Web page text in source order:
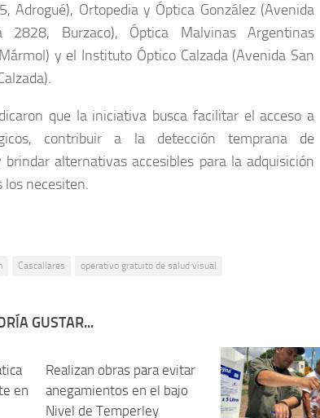
Adrogué), Ortopedia y Óptica González (Avenida
2828, Burzaco), Óptica Malvinas Argentinas
y el Instituto Óptico Calzada (Avenida San
que la iniciativa busca facilitar el acceso a
contribuir a la detección temprana de
alternativas accesibles para la adquisición
los necesiten.
Cascallares operativo gratuito de salud visual
GUSTAR...
en
Realizan obras para evitar
anegamientos en el bajo
Nivel de Temperley